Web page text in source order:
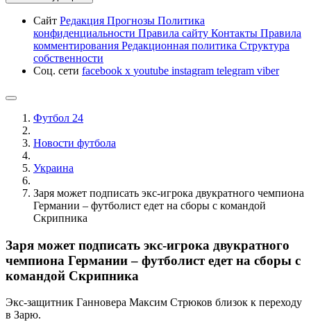
Сайт Редакция Прогнозы Политика
конфиденциальности Правила сайту Контакты Правила
комментирования Редакционная политика Структура
собственности
Соц. сети facebook x youtube instagram telegram viber
Футбол 24
Новости футбола
Украина
Заря может подписать экс-игрока двукратного чемпиона
Германии – футболист едет на сборы с командой
Скрипника
Заря может подписать экс-игрока двукратного
чемпиона Германии – футболист едет на сборы с
командой Скрипника
Экс-защитник Ганновера Максим Стрюков близок к переходу
в Зарю.